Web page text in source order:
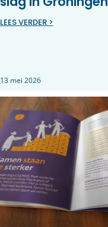
LEES VERDER >
13 mei 2026